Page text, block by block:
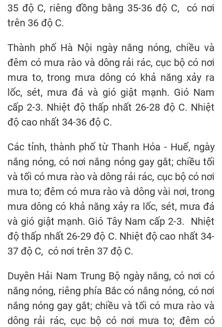
35 độ C, riêng đồng bằng 35-36 độ C, có nơi
trên 36 độ C.
Thành phố Hà Nội ngày nắng nóng, chiều và
đêm có mưa rào và dông rải rác, cục bộ có nơi
mưa to, trong mưa dông có khả năng xảy ra
lốc, sét, mưa đá và gió giật mạnh. Gió Nam
cấp 2-3. Nhiệt độ thấp nhất 26-28 độ C. Nhiệt
độ cao nhất 34-36 độ C.
Các tỉnh, thành phố từ Thanh Hóa - Huế, ngày
nắng nóng, có nơi nắng nóng gay gắt; chiều tối
và tối có mưa rào và dông rải rác, cục bộ có nơi
mưa to; đêm có mưa rào và dông vài nơi, trong
mưa dông có khả năng xảy ra lốc, sét, mưa đá
và gió giật mạnh. Gió Tây Nam cấp 2-3. Nhiệt
độ thấp nhất 26-29 độ C. Nhiệt độ cao nhất 34-
37 độ C, có nơi trên 37 độ C.
Duyên Hải Nam Trung Bộ ngày nắng, có nơi có
nắng nóng, riêng phía Bắc có nắng nóng, có nơi
nắng nóng gay gắt; chiều và tối có mưa rào và
dông rải rác, cục bộ có nơi mưa to; đêm có